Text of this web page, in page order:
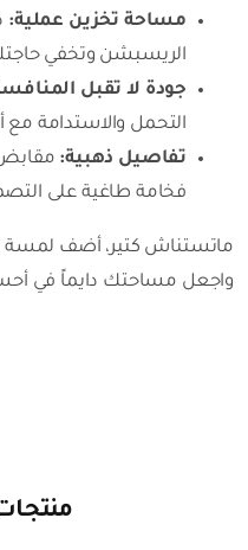
مساحة تخزين عملية:
الريسبشن وتخفي
جودة لا تقبل
التحمل والاستدامة مع
تفاصيل ذهبية: مقابض
فخامة طاغية على
ماتستناش كتير، أضف لمسة
واجعل مساحتك دايماً في